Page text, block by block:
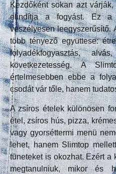
Kezdőként sokan azt
elindítja a fogyást. Ez a
veszélyesen leegyszerűsítő.
több tényező együttese:
folyadékfogyasztás,
következetesség. A
értelmesebben ebbe a
csodát vár tőle, hanem
A zsíros ételek különösen
étel, zsíros hús, pizza,
vagy gyorséttermi menü
lehet, hanem Slimtop
tüneteket is okozhat. Ezért a
megtanulniuk, mikor és